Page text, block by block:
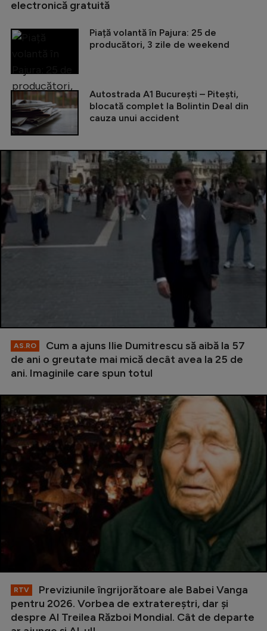
electronică gratuită
Piață volantă în Pajura: 25 de
producători, 3 zile de weekend
Autostrada A1 București – Pitești,
blocată complet la Bolintin Deal din
cauza unui accident
AS.RO
Cum a ajuns Ilie Dumitrescu să aibă la 57
de ani o greutate mai mică decât avea la 25 de
ani. Imaginile care spun totul
RTV
Previziunile îngrijorătoare ale Babei Vanga
pentru 2026. Vorbea de extratereștri, dar și
despre Al Treilea Război Mondial. Cât de departe